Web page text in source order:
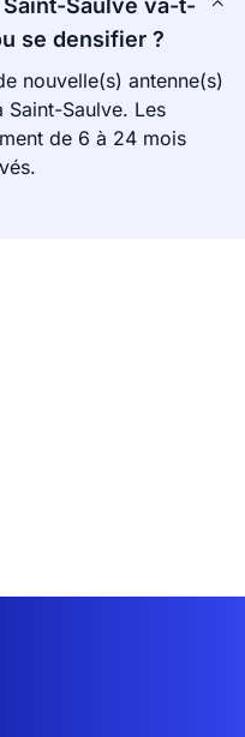
Saulve va-t-
se densifier ?
nouvelle(s) antenne(s)
Saint-Saulve. Les
de 6 à 24 mois